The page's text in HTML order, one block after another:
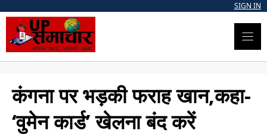
content
SIGN IN
कंगना पर भड़की फराह खान,कहा-
‘वुमेन कार्ड’ खेलना बंद करें